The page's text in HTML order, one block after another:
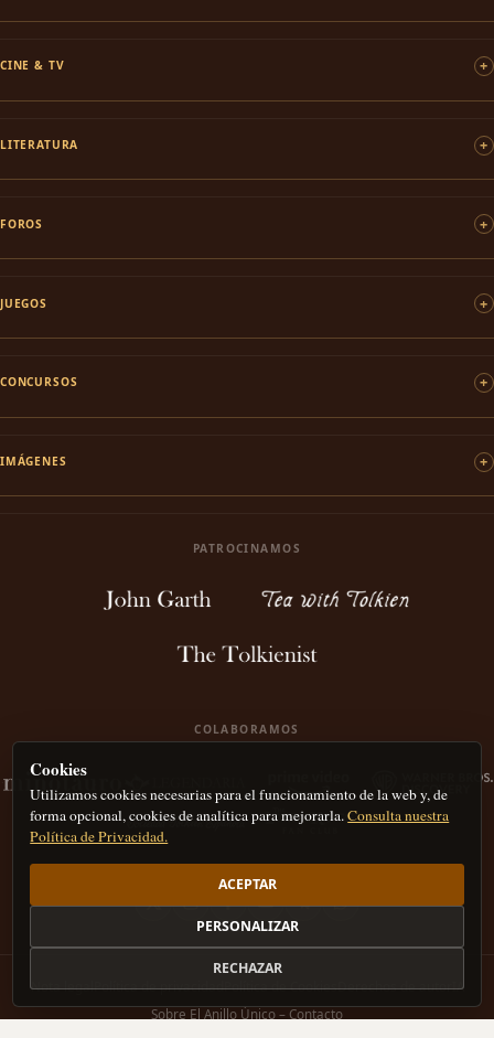
CINE & TV
LITERATURA
FOROS
JUEGOS
CONCURSOS
IMÁGENES
PATROCINAMOS
COLABORAMOS
Nota legalPolítica de privacidadPolítica de CookiesDerechos de autorIA
Sobre El Anillo Único – Contacto
Cookies
Utilizamos cookies necesarias para el funcionamiento de la web y, de
forma opcional, cookies de analítica para mejorarla.Consulta nuestra
Política de Privacidad.
ACEPTAR
PERSONALIZAR
RECHAZAR